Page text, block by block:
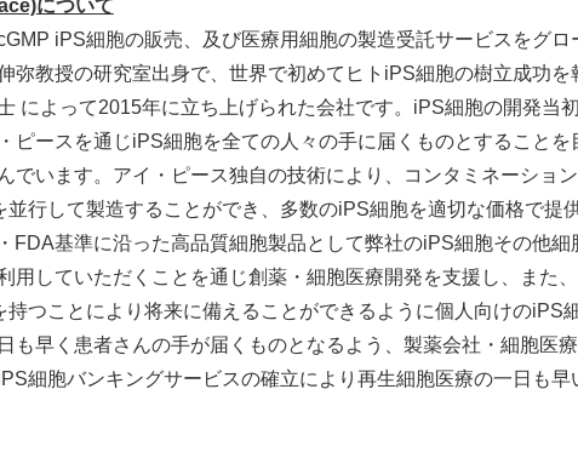
について
iPS細胞の販売、及び医療用細胞の製造受託サービスをグロ
弥教授の研究室出身で、世界で初めてヒトiPS細胞の樹立成功
によって2015年に立ち上げられた会社です。iPS細胞の開発当
ピースを通じiPS細胞を全ての人々の手に届くものとすることを
でいます。アイ・ピース独自の技術により、コンタミネーショ
並行して製造することができ、多数のiPS細胞を適切な価格で提
FDA基準に沿った高品質細胞製品として弊社のiPS細胞その他細
用していただくことを通じ創薬・細胞医療開発を支援し、また
つことにより将来に備えることができるように個人向けのiPS
も早く患者さんの手が届くものとなるよう、製薬会社・細胞医
細胞バンキングサービスの確立により再生細胞医療の一日も早